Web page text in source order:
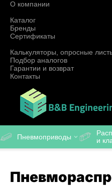
О компании
Каталог
Бренды
Сертификаты
Калькуляторы, опросные
Подбор аналогов
Гарантии и возврат
Контакты
Пневмоприводы
и